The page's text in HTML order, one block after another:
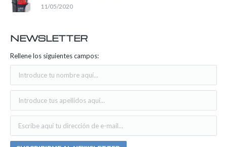
11/05/2020
NEWSLETTER
Rellene los siguientes campos: